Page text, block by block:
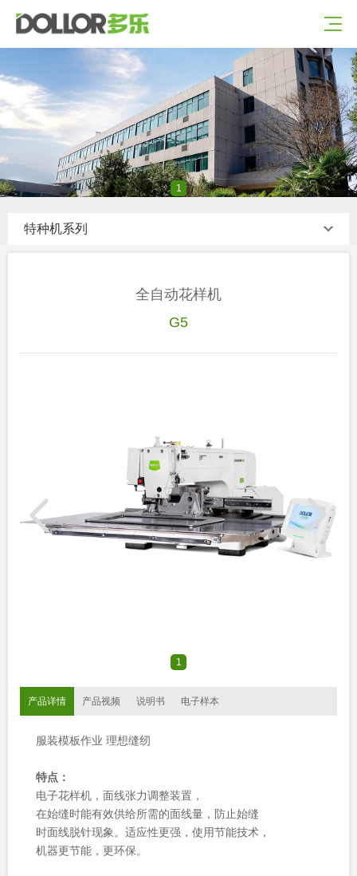
1
特种机系列
全自动花样机
G5
1
产品详情 产品视频 说明书 电子样本
服装模板作业 理想缝纫
特点：
电子花样机，面线张力调整装置，
在始缝时能有效供给所需的面线量，防止始缝
时面线脱针现象。适应性更强，使用节能技术，
机器更节能，更环保。